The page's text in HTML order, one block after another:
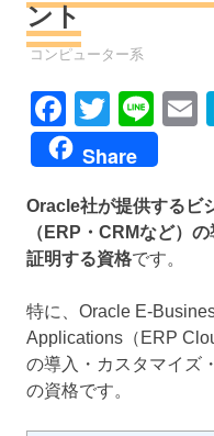
ント
資格
コンピューター系
Twitter
Share
Oracle社が提供するビ
（ERP・CRMなど）
証明する資格です。
特に、Oracle E-
Applications（ERP
の導入・カスタマイズ
の資格です。